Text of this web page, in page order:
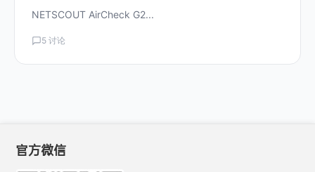
NETSCOUT AirCheck G2...
5 讨论
官方微信